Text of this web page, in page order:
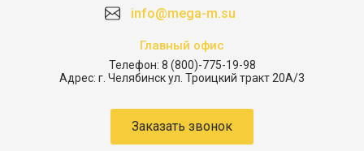
info@mega-m.su
Главный офис
Телефон: 8 (800)-775-19-98
Адрес: г. Челябинск ул. Троицкий тракт 20А/3
Заказать звонок